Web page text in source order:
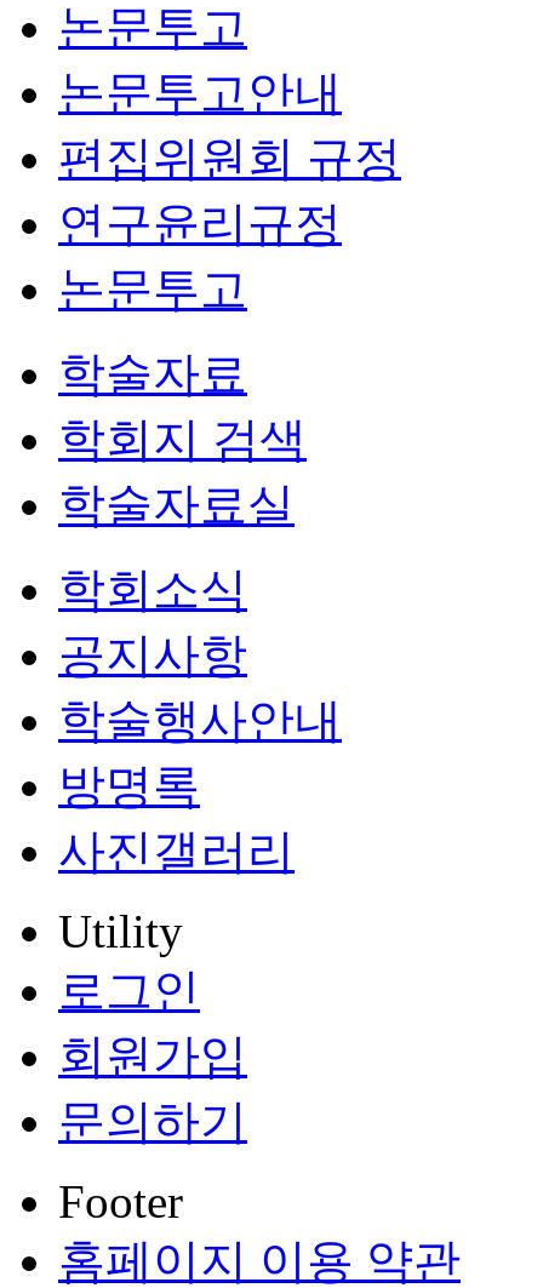
논문투고
논문투고안내
편집위원회 규정
연구윤리규정
논문투고
학술자료
학회지 검색
학술자료실
학회소식
공지사항
학술행사안내
방명록
사진갤러리
Utility
로그인
회원가입
문의하기
Footer
홈페이지 이용 약관